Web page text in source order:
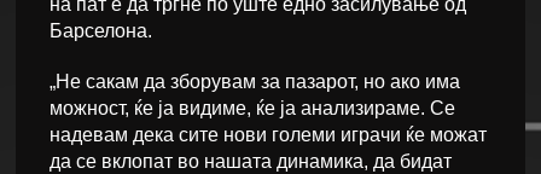
Барселона.
„Не сакам да зборувам за пазарот, но ако има
можност, ќе ја видиме, ќе ја анализираме. Се
надевам дека сите нови големи играчи ќе можат
да се вклопат во нашата динамика, да бидат